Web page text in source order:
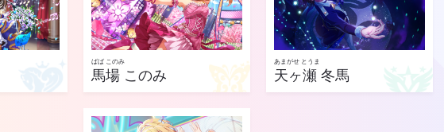
ばば このみ
馬場 このみ
あまがせ とうま
天ヶ瀬 冬馬